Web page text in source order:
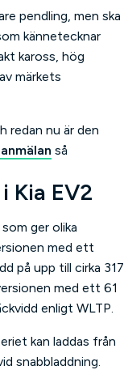
pendling, men ska
kännetecknar
kaross, hög
märkets
redan nu är den
så
Kia EV2
ger olika
med ett
på upp till cirka 317
med ett 61
enligt WLTP.
kan laddas från
snabbladdning.